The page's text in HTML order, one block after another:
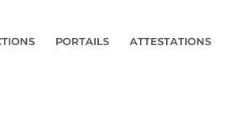
PORTAILS ATTESTATIONS